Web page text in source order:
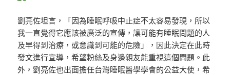
劉亮佐坦言，「因為睡眠呼吸中止症不太容易發現，所以
我一直覺得它應該被廣泛的宣傳，讓可能有睡眠問題的人
及早得到治療，或意識到可能的危險」，因此決定在此時
發文進行宣導，希望粉絲及身邊親友能重視這個問題。此
外，劉亮佐也出面擔任台灣睡眠醫學學會的公益大使，希